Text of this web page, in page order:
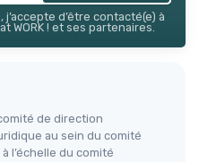
d’être contacté(e) à
WORK ! et ses partenaires.
de direction
au sein du comité
l’échelle du comité